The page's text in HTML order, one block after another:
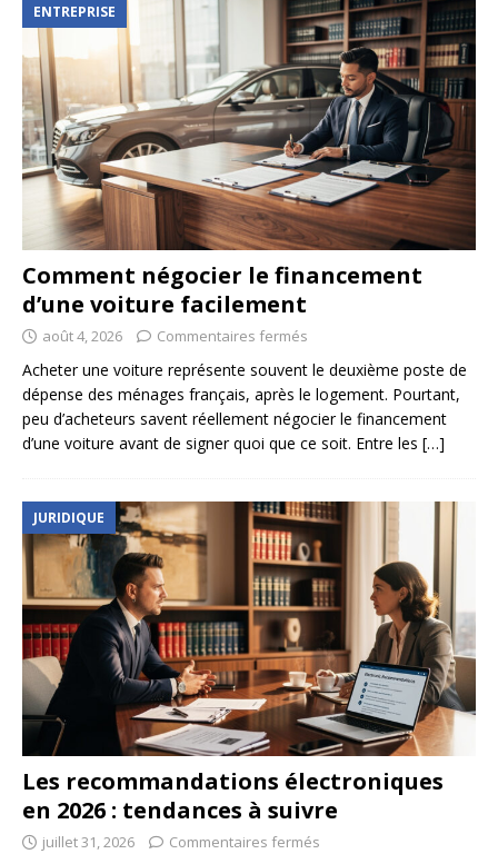
ENTREPRISE
Comment négocier le financement
d’une voiture facilement
août 4, 2026 Commentaires fermés
Acheter une voiture représente souvent le deuxième poste de
dépense des ménages français, après le logement. Pourtant,
peu d’acheteurs savent réellement négocier le financement
d’une voiture avant de signer quoi que ce soit. Entre les […]
JURIDIQUE
Les recommandations électroniques
en 2026 : tendances à suivre
juillet 31, 2026 Commentaires fermés